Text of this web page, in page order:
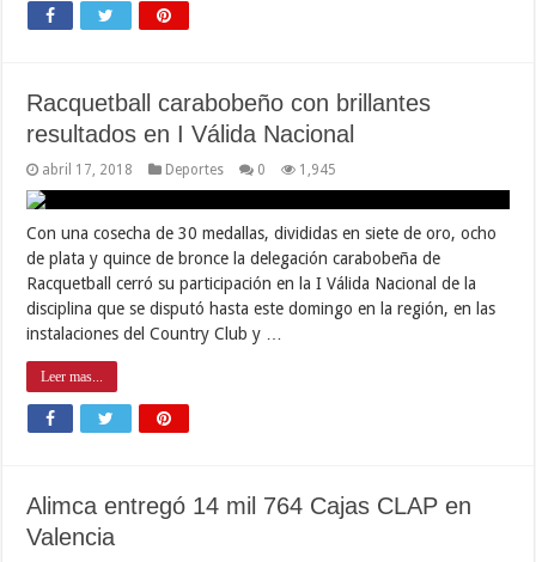
Racquetball carabobeño con brillantes
resultados en I Válida Nacional
abril 17, 2018 Deportes 0 1,945
Con una cosecha de 30 medallas, divididas en siete de oro, ocho
de plata y quince de bronce la delegación carabobeña de
Racquetball cerró su participación en la I Válida Nacional de la
disciplina que se disputó hasta este domingo en la región, en las
instalaciones del Country Club y …
Leer mas...
Alimca entregó 14 mil 764 Cajas CLAP en
Valencia